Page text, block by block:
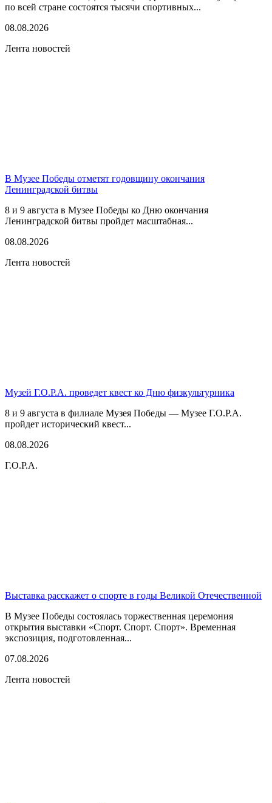
по всей стране состоятся тысячи спортивных...
08.08.2026
Лента новостей
В Музее Победы отметят годовщину окончания
Ленинградской битвы
8 и 9 августа в Музее Победы ко Дню окончания
Ленинградской битвы пройдет масштабная...
08.08.2026
Лента новостей
Музей Г.О.Р.А. проведет квест ко Дню физкультурника
8 и 9 августа в филиале Музея Победы — Музее Г.О.Р.А.
пройдет исторический квест...
08.08.2026
Г.О.Р.А.
Выставка расскажет о спорте в годы Великой Отечественной
В Музее Победы состоялась торжественная церемония
открытия выставки «Спорт. Спорт. Спорт». Временная
экспозиция, подготовленная...
07.08.2026
Лента новостей